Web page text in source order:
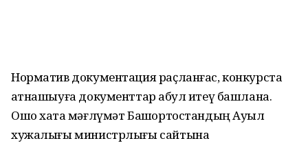
Норматив документация раҫланғас, конкурста
ҡатнашыуға документтар ҡабул итеү башлана.
Ошо хаҡта мәғлүмәт Башҡортостандың Ауыл
хужалығы министрлығы сайтына